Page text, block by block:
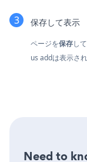
保存して表示
ページを保存し
us addは表示さ
Need to